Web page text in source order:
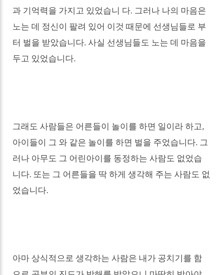
과 기억력을 가지고 있었습니 다. 그러나 나의 마음은
노는 데 정신이 팔려 있어 이것 때문에 선생님들로 부
터 벌을 받았습니다.사실 선생님들도 노는 데 마음을
두고 있었습니다.
그래도 사람들은 어른들이 놀이를 하면 일이라 하고,
아이들이 그 와 같은 놀이를 하면 벌을 주었습니다. 그
러나 아무도 그 어린아이를 동정하는 사람도 없었습
니다. 또는 그 어른들을 딱 하게 생각해 주는 사람도 없
었습니다.
아마 상식적으로 생각하는 사람은 내가 공치기를 함